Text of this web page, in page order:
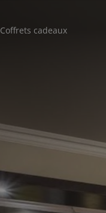
Coffrets cadeaux